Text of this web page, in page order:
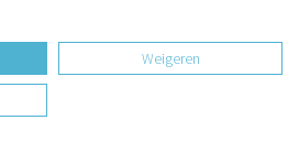
design website door
website-ontwikkeling door
een vraag
Weigeren